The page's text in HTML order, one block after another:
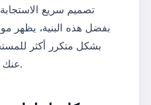
تصميم سريع
بفضل هذه البنية، يظهر
بشكل متكرر أكثر
عنك في منطقة شينجيانغ.